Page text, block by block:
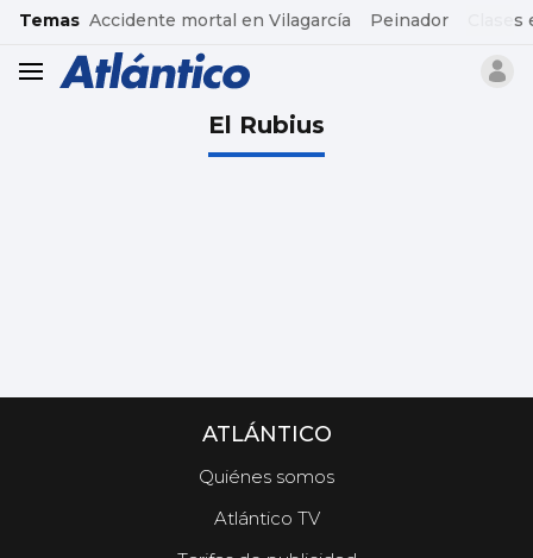
common.go-to-content
Temas Accidente mortal en Vilagarcía Peinador
header.menu.open
El Rubius
ATLÁNTICO
Quiénes somos
Atlántico TV